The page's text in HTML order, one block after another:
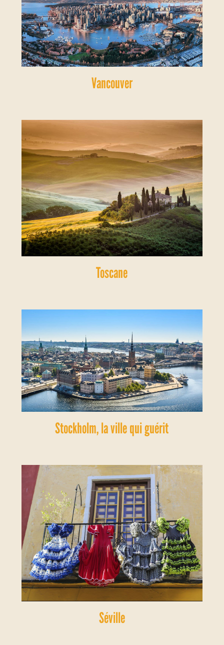
Vancouver
Toscane
Stockholm, la ville qui guérit
Séville